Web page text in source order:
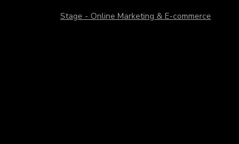
Stage - Online Marketing & E-commerce